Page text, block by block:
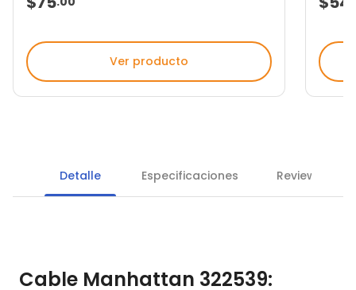
Ver producto
Detalle Especificaciones Reviews
Cable Manhattan 322539: